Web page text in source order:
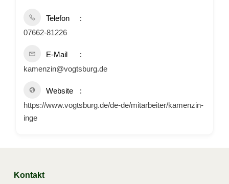
Telefon
07662-81226
E-Mail
kamenzin@vogtsburg.de
Website
https://www.vogtsburg.de/de-de/mitarbeiter/kamenzin-
inge
Kontakt